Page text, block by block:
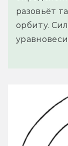
разовьёт
орбиту.